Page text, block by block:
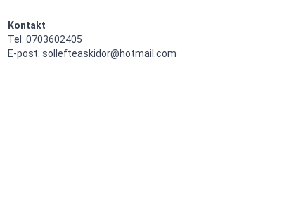
Kontakt
Tel: 0703602405
E-post: sollefteaskidor@hotmail.com